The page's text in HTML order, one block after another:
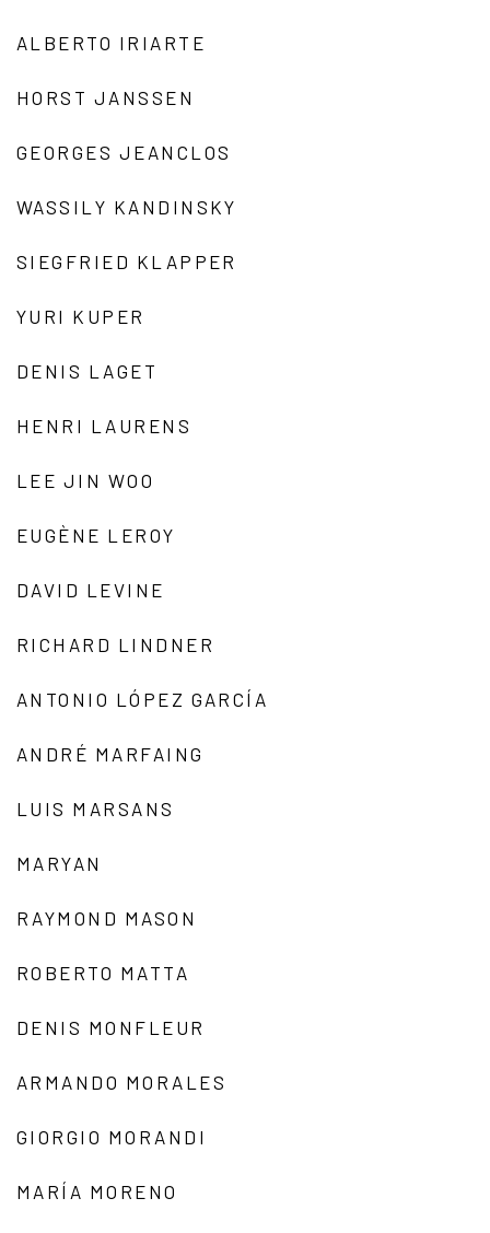
ALBERTO IRIARTE
HORST JANSSEN
GEORGES JEANCLOS
WASSILY KANDINSKY
SIEGFRIED KLAPPER
YURI KUPER
DENIS LAGET
HENRI LAURENS
LEE JIN WOO
EUGÈNE LEROY
DAVID LEVINE
RICHARD LINDNER
ANTONIO LÓPEZ GARCÍA
ANDRÉ MARFAING
LUIS MARSANS
MARYAN
RAYMOND MASON
ROBERTO MATTA
DENIS MONFLEUR
ARMANDO MORALES
GIORGIO MORANDI
MARÍA MORENO